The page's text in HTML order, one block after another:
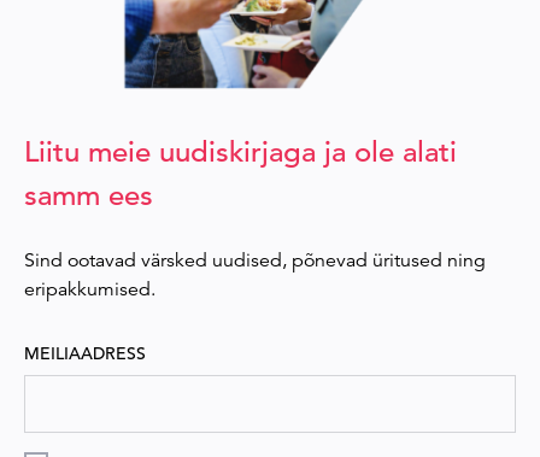
Liitu meie uudiskirjaga ja ole alati
samm ees
Sind ootavad värsked uudised, põnevad üritused ning
eripakkumised.
MEILIAADRESS